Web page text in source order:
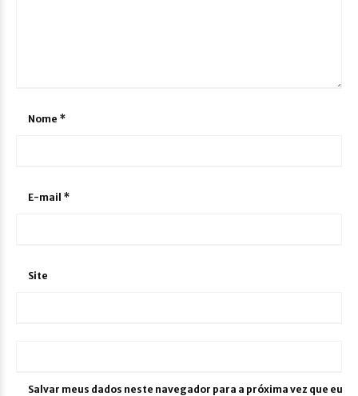
Nome *
E-mail *
Site
Salvar meus dados neste navegador para a próxima vez que eu